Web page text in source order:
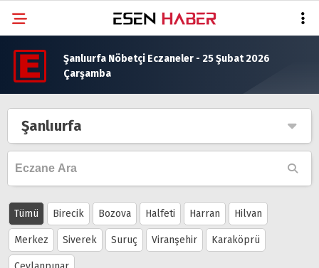
Şanlıurfa Nöbetçi Eczaneler - 25 Şubat 2026
Çarşamba
Şanlıurfa
Tümü Birecik Bozova Halfeti Harran Hilvan
Merkez Siverek Suruç Viranşehir Karaköprü